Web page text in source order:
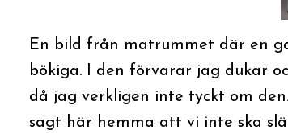
En bild från matrummet där en
bökiga. I den förvarar jag dukar
då jag verkligen inte tyckt om
sagt här hemma att vi inte ska